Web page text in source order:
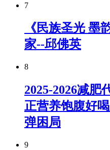
7
《民族圣光 墨
家--邱佛英
8
2025-2026减肥
正营养饱腹好
弹困局
9